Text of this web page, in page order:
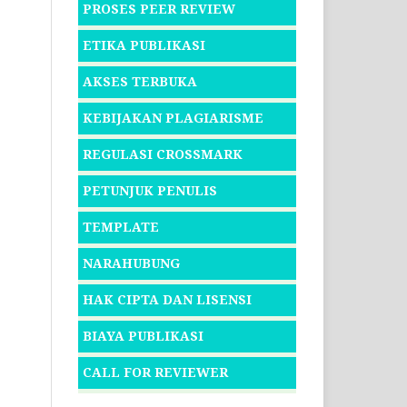
PROSES PEER REVIEW
ETIKA PUBLIKASI
AKSES TERBUKA
KEBIJAKAN PLAGIARISME
REGULASI CROSSMARK
PETUNJUK PENULIS
TEMPLATE
NARAHUBUNG
HAK CIPTA DAN LISENSI
BIAYA PUBLIKASI
CALL FOR REVIEWER